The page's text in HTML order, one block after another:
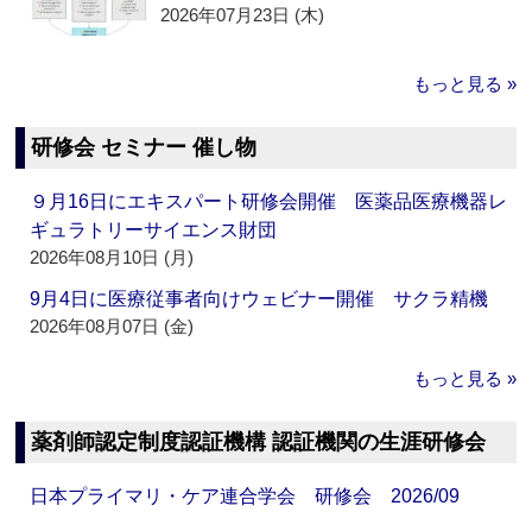
2026年07月23日 (木)
もっと見る »
研修会 セミナー 催し物
９月16日にエキスパート研修会開催 医薬品医療機器レ
ギュラトリーサイエンス財団
2026年08月10日 (月)
9月4日に医療従事者向けウェビナー開催 サクラ精機
2026年08月07日 (金)
もっと見る »
薬剤師認定制度認証機構 認証機関の生涯研修会
日本プライマリ・ケア連合学会 研修会 2026/09